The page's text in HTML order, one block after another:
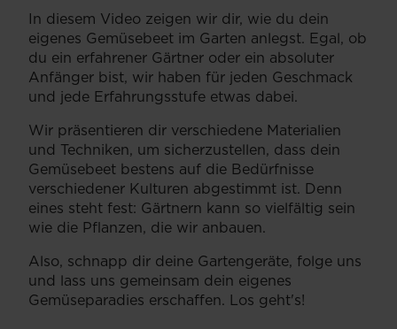
In diesem Video zeigen wir dir, wie du dein
eigenes Gemüsebeet im Garten anlegst. Egal, ob
du ein erfahrener Gärtner oder ein absoluter
Anfänger bist, wir haben für jeden Geschmack
und jede Erfahrungsstufe etwas dabei.
Wir präsentieren dir verschiedene Materialien
und Techniken, um sicherzustellen, dass dein
Gemüsebeet bestens auf die Bedürfnisse
verschiedener Kulturen abgestimmt ist. Denn
eines steht fest: Gärtnern kann so vielfältig sein
wie die Pflanzen, die wir anbauen.
Also, schnapp dir deine Gartengeräte, folge uns
und lass uns gemeinsam dein eigenes
Gemüseparadies erschaffen. Los geht's!